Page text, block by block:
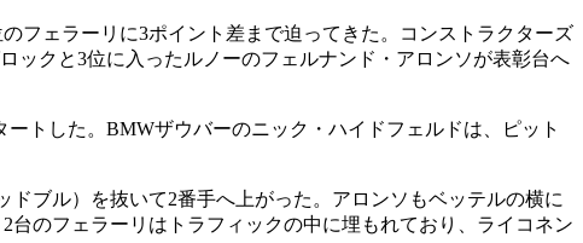
フェラーリに3ポイント差まで迫ってきた。コンストラクターズ
ックと3位に入ったルノーのフェルナンド・アロンソが表彰台へ
トした。BMWザウバーのニック・ハイドフェルドは、ピット
ブル）を抜いて2番手へ上がった。アロンソもベッテルの横に
のフェラーリはトラフィックの中に埋もれており、ライコネン